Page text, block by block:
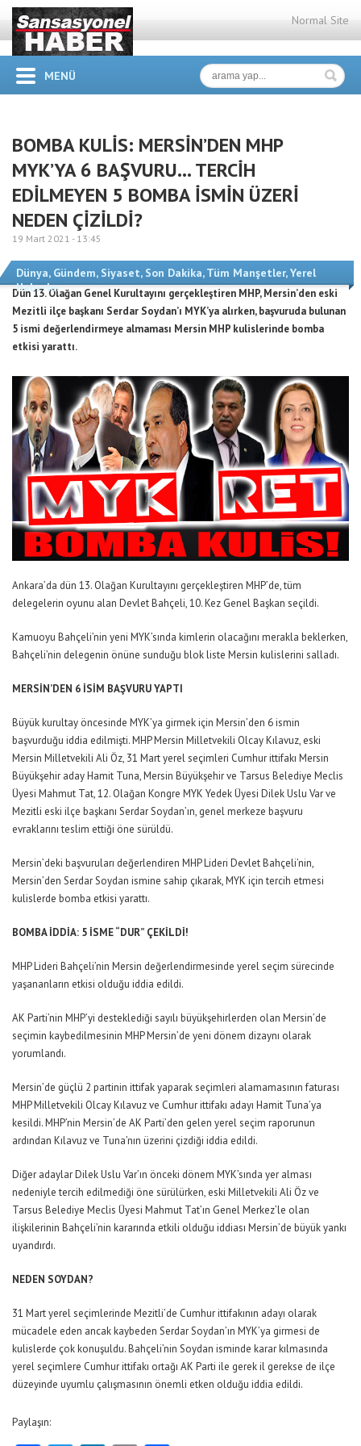
Normal Site
MENÜ
BOMBA KULİS: MERSİN’DEN MHP
MYK’YA 6 BAŞVURU… TERCİH
EDİLMEYEN 5 BOMBA İSMİN ÜZERİ
NEDEN ÇİZİLDİ?
19 Mart 2021 - 13:45
Dünya, Gündem, Siyaset, Son Dakika,Tüm Manşetler,Yerel
Haberler
Dün 13. Olağan Genel Kurultayını gerçekleştiren MHP, Mersin’den eski
Mezitli ilçe başkanı Serdar Soydan’ı MYK’ya alırken, başvuruda bulunan
5 ismi değerlendirmeye almaması Mersin MHP kulislerinde bomba
etkisi yarattı.
Ankara’da dün 13. Olağan Kurultayını gerçekleştiren MHP’de, tüm
delegelerin oyunu alan Devlet Bahçeli, 10. Kez Genel Başkan seçildi.
Kamuoyu Bahçeli’nin yeni MYK’sında kimlerin olacağını merakla beklerken,
Bahçeli’nin delegenin önüne sunduğu blok liste Mersin kulislerini salladı.
MERSİN’DEN 6 İSİM BAŞVURU YAPTI
Büyük kurultay öncesinde MYK’ya girmek için Mersin’den 6 ismin
başvurduğu iddia edilmişti. MHP Mersin Milletvekili Olcay Kılavuz, eski
Mersin Milletvekili Ali Öz, 31 Mart yerel seçimleri Cumhur ittifakı Mersin
Büyükşehir aday Hamit Tuna, Mersin Büyükşehir ve Tarsus Belediye Meclis
Üyesi Mahmut Tat, 12. Olağan Kongre MYK Yedek Üyesi Dilek Uslu Var ve
Mezitli eski ilçe başkanı Serdar Soydan’ın, genel merkeze başvuru
evraklarını teslim ettiği öne sürüldü.
Mersin’deki başvuruları değerlendiren MHP Lideri Devlet Bahçeli’nin,
Mersin’den Serdar Soydan ismine sahip çıkarak, MYK için tercih etmesi
kulislerde bomba etkisi yarattı.
BOMBA İDDİA: 5 İSME “DUR” ÇEKİLDİ!
MHP Lideri Bahçeli’nin Mersin değerlendirmesinde yerel seçim sürecinde
yaşananların etkisi olduğu iddia edildi.
AK Parti’nin MHP’yi desteklediği sayılı büyükşehirlerden olan Mersin’de
seçimin kaybedilmesinin MHP Mersin’de yeni dönem dizaynı olarak
yorumlandı.
Mersin’de güçlü 2 partinin ittifak yaparak seçimleri alamamasının faturası
MHP Milletvekili Olcay Kılavuz ve Cumhur ittifakı adayı Hamit Tuna’ya
kesildi. MHP’nin Mersin’de AK Parti’den gelen yerel seçim raporunun
ardından Kılavuz ve Tuna’nın üzerini çizdiği iddia edildi.
Diğer adaylar Dilek Uslu Var’ın önceki dönem MYK’sında yer alması
nedeniyle tercih edilmediği öne sürülürken, eski Milletvekili Ali Öz ve
Tarsus Belediye Meclis Üyesi Mahmut Tat’ın Genel Merkez’le olan
ilişkilerinin Bahçeli’nin kararında etkili olduğu iddiası Mersin’de büyük yankı
uyandırdı.
NEDEN SOYDAN?
31 Mart yerel seçimlerinde Mezitli’de Cumhur ittifakının adayı olarak
mücadele eden ancak kaybeden Serdar Soydan’ın MYK’ya girmesi de
kulislerde çok konuşuldu. Bahçeli’nin Soydan isminde karar kılmasında
yerel seçimlere Cumhur ittifakı ortağı AK Parti ile gerek il gerekse de ilçe
düzeyinde uyumlu çalışmasının önemli etken olduğu iddia edildi.
Paylaşın: